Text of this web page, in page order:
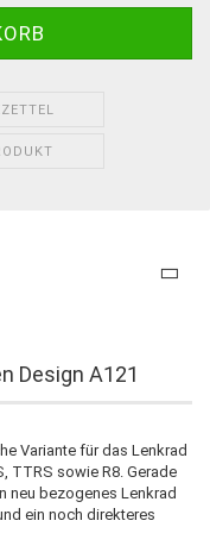
Design A121
Variante für das Lenkrad
TTRS sowie R8. Gerade
neu bezogenes Lenkrad
ein noch direkteres